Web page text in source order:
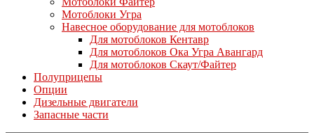
Мотоблоки Угра
Навесное оборудование для мотоблоков
Для мотоблоков Кентавр
Для мотоблоков Ока Угра Авангард
Для мотоблоков Скаут/Файтер
Полуприцепы
Опции
Дизельные двигатели
Запасные части